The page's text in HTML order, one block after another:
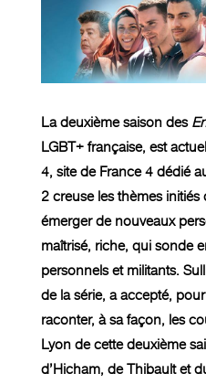
La deuxième saison des
LGBT+ française, est
4, site de France 4 dédié
2 creuse les thèmes initiés
émerger de nouveaux
maîtrisé, riche, qui sonde
personnels et militants.
de la série, a accepté,
raconter, à sa façon, les
Lyon de cette deuxième
d’Hicham, de Thibault et